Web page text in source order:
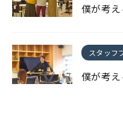
僕が考
スタッフ
僕が考